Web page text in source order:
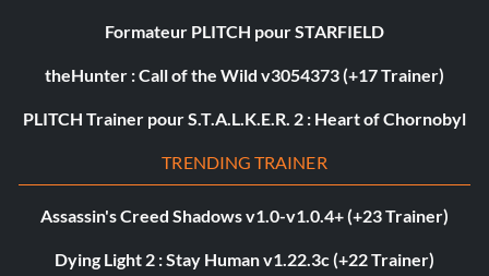
Formateur PLITCH pour STARFIELD
theHunter : Call of the Wild v3054373 (+17 Trainer)
PLITCH Trainer pour S.T.A.L.K.E.R. 2 : Heart of Chornobyl
TRENDING TRAINER
Assassin's Creed Shadows v1.0-v1.0.4+ (+23 Trainer)
Dying Light 2 : Stay Human v1.22.3c (+22 Trainer)